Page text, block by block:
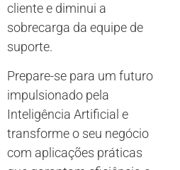
cliente e diminui a
sobrecarga da equipe de
suporte.
Prepare-se para um futuro
impulsionado pela
Inteligência Artificial e
transforme o seu negócio
com aplicações práticas